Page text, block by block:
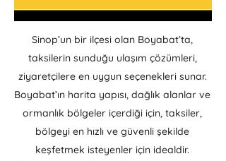
Sinop’un bir ilçesi olan Boyabat’ta,
taksilerin sunduğu ulaşım çözümleri,
ziyaretçilere en uygun seçenekleri sunar.
Boyabat’ın harita yapısı, dağlık alanlar ve
ormanlık bölgeler içerdiği için, taksiler,
bölgeyi en hızlı ve güvenli şekilde
keşfetmek isteyenler için idealdir.